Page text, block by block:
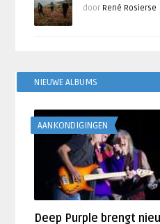
door René Rosierse
NIEUWE ALBUMS
AANKONDIGINGEN
Deep Purple brengt